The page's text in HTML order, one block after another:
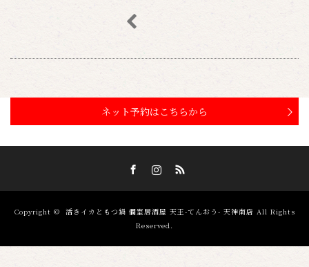
ネット予約はこちらから
Copyright © 活きイカともつ鍋 個室居酒屋 天王-てんおう- 天神南店 All Rights
Reserved.